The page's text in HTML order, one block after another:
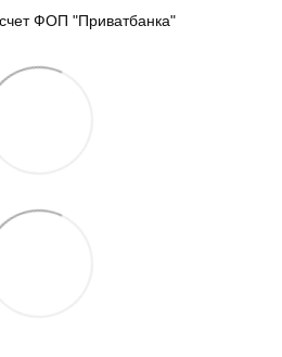
ФОП "Приватбанка"